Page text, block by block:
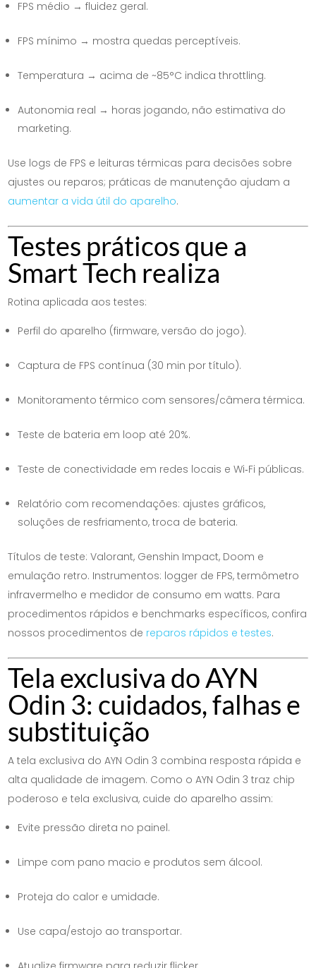
FPS médio → fluidez geral.
FPS mínimo → mostra quedas perceptíveis.
Temperatura → acima de ~85°C indica throttling.
Autonomia real → horas jogando, não estimativa do
marketing.
Use logs de FPS e leituras térmicas para decisões sobre
ajustes ou reparos; práticas de manutenção ajudam a
aumentar a vida útil do aparelho.
Testes práticos que a
Smart Tech realiza
Rotina aplicada aos testes:
Perfil do aparelho (firmware, versão do jogo).
Captura de FPS contínua (30 min por título).
Monitoramento térmico com sensores/câmera térmica.
Teste de bateria em loop até 20%.
Teste de conectividade em redes locais e Wi‑Fi públicas.
Relatório com recomendações: ajustes gráficos,
soluções de resfriamento, troca de bateria.
Títulos de teste: Valorant, Genshin Impact, Doom e
emulação retro. Instrumentos: logger de FPS, termômetro
infravermelho e medidor de consumo em watts. Para
procedimentos rápidos e benchmarks específicos, confira
nossos procedimentos de reparos rápidos e testes.
Tela exclusiva do AYN
Odin 3: cuidados, falhas e
substituição
A tela exclusiva do AYN Odin 3 combina resposta rápida e
alta qualidade de imagem. Como o AYN Odin 3 traz chip
poderoso e tela exclusiva, cuide do aparelho assim:
Evite pressão direta no painel.
Limpe com pano macio e produtos sem álcool.
Proteja do calor e umidade.
Use capa/estojo ao transportar.